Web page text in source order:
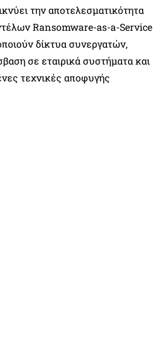
την αποτελεσματικότητα
Ransomware-as-a-Service
δίκτυα συνεργατών,
σε εταιρικά συστήματα και
τεχνικές αποφυγής